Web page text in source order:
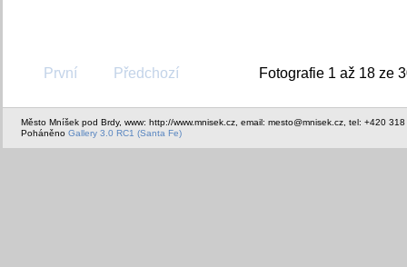
První Předchozí Fotografie 1 až 18 ze
Město Mníšek pod Brdy, www: http://www.mnisek.cz, email: mesto@mnisek.cz, tel: +420
Poháněno Gallery 3.0 RC1 (Santa Fe)